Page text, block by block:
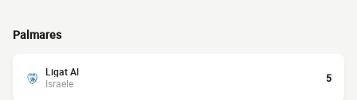
Palmares
Ligat Al
Israele
5